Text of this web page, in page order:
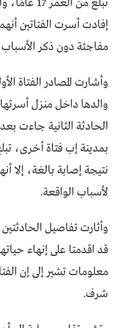
إفادت أسرت الفتاتين
مفاجئة دون ذكر
وأشارت المصادر الفتاة
والدها داخل منزل
الحادثة الثانية جاءت
نتيجة إصابة بالغة، إلا
لأسباب الواقعة.
وأثارت تفاصيل
قد اقدمتا على إنهاء
معلومات تشير إلى إن
شرف.